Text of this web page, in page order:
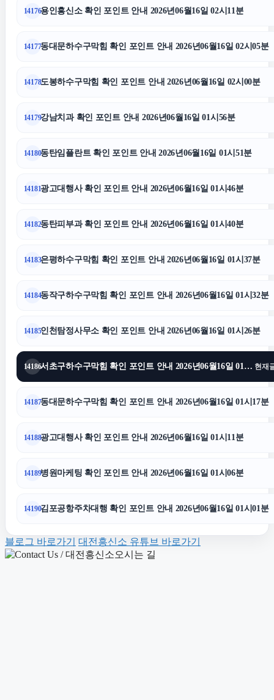
의정부법무법인
용인흥신소
수원형사전문변호사
트립닷컴할인코드
의정부형사변호사
수원변호사
동탄피부과
14176용인흥신소 확인 포인트 안내 2026년06월16일 02시11분
14177동대문하수구막힘 확인 포인트 안내 2026년06월16일 02시05분
14178도봉하수구막힘 확인 포인트 안내 2026년06월16일 02시00분
14179강남치과 확인 포인트 안내 2026년06월16일 01시56분
14180동탄임플란트 확인 포인트 안내 2026년06월16일 01시51분
14181광고대행사 확인 포인트 안내 2026년06월16일 01시46분
14182동탄피부과 확인 포인트 안내 2026년06월16일 01시40분
14183은평하수구막힘 확인 포인트 안내 2026년06월16일 01시37분
14184동작구하수구막힘 확인 포인트 안내 2026년06월16일 01시32분
14185인천탐정사무소 확인 포인트 안내 2026년06월16일 01시26분
14186 서초구하수구막힘 확인 포인트 안내 2026년06월16일 01시22분 현재
14187동대문하수구막힘 확인 포인트 안내 2026년06월16일 01시17분
14188광고대행사 확인 포인트 안내 2026년06월16일 01시11분
14189병원마케팅 확인 포인트 안내 2026년06월16일 01시06분
14190김포공항주차대행 확인 포인트 안내 2026년06월16일 01시01분
블로그 바로가기 대전흥신소 유튜브 바로가기